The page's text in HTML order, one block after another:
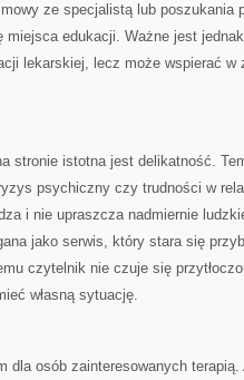
ze specjalistą lub poszukania
miejsca edukacji. Ważne jest
lekarskiej, lecz może wspierać w
stronie istotna jest delikatność.
psychiczny czy trudności w
i nie upraszcza nadmiernie
jako serwis, który stara się
czytelnik nie czuje się
własną sytuację.
dla osób zainteresowanych terapią.